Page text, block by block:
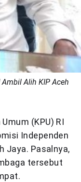
Alih KIP Aceh
(KPU) RI
Independen
Jaya. Pasalnya,
tersebut